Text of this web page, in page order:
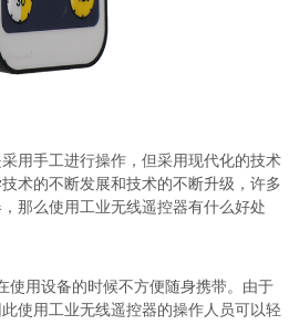
用手工进行操作，但采用现代化的技术
术的不断发展和技术的不断升级，许多
那么使用工业无线遥控器有什么好处
使用设备的时候不方便随身携带。由于
使用工业无线遥控器的操作人员可以轻